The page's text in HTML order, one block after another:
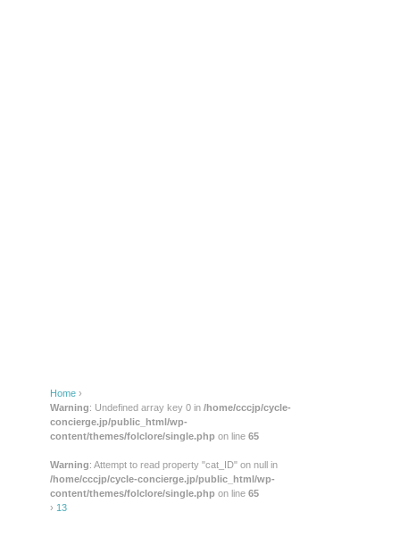
Home ›
Warning: Undefined array key 0 in /home/cccjp/cycle-
concierge.jp/public_html/wp-
content/themes/folclore/single.php on line 65
Warning: Attempt to read property "cat_ID" on null in
/home/cccjp/cycle-concierge.jp/public_html/wp-
content/themes/folclore/single.php on line 65
› 13